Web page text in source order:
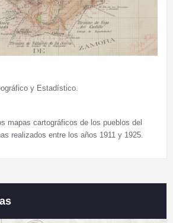
y Estadístico.
mapas cartográficos de los pueblos del
realizados entre los años 1911 y 1925.